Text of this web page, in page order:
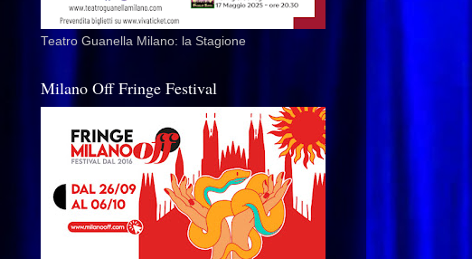
Teatro Guanella Milano: la Stagione
Milano Off Fringe Festival